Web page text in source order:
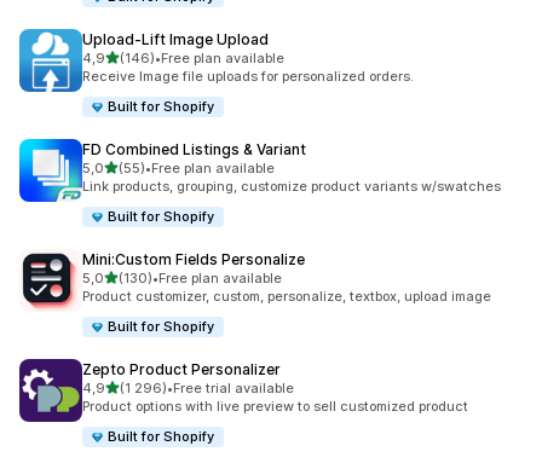
Upload‑Lift Image Upload
4,9z 5 hvězd
(146)
Celkový počet recenzí: 146
•Free plan available
Receive Image file uploads for personalized orders.
Built for Shopify
FD Combined Listings & Variant
5,0z 5 hvězd
(55)
Celkový počet recenzí: 55
•Free plan available
Link products, grouping, customize product variants w/swatches
Built for Shopify
Mini:Custom Fields Personalize
5,0z 5 hvězd
(130)
Celkový počet recenzí: 130
•Free plan available
Product customizer, custom, personalize, textbox, upload image
Built for Shopify
Zepto Product Personalizer
4,9z 5 hvězd
(1 296)
Celkový počet recenzí: 1296
•Free trial available
Product options with live preview to sell customized product
Built for Shopify